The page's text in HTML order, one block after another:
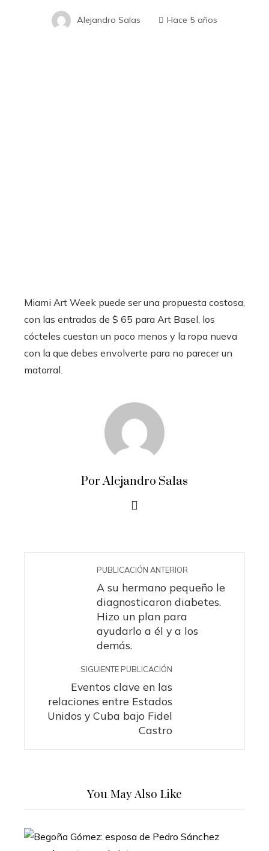
Alejandro Salas Hace 5 años
Miami Art Week puede ser una propuesta costosa,
con las entradas de $ 65 para Art Basel, los
cócteles cuestan un poco menos y la ropa nueva
con la que debes envolverte para no parecer un
matorral.
Por Alejandro Salas
PUBLICACIÓN ANTERIOR
A su hermano pequeño le
diagnosticaron diabetes.
Hizo un plan para
ayudarlo a él y a los
demás.
SIGUIENTE PUBLICACIÓN
Eventos clave en las
relaciones entre Estados
Unidos y Cuba bajo Fidel
Castro
You May Also Like